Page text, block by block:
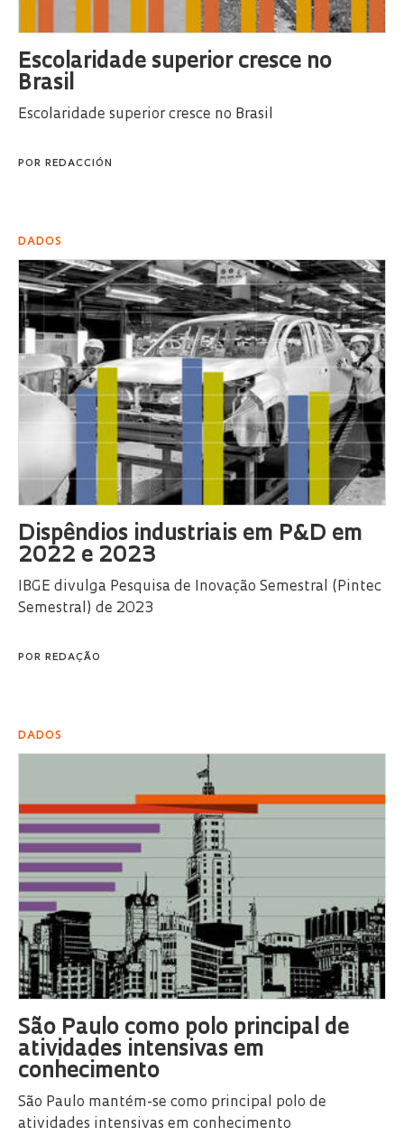
Escolaridade superior cresce no
Brasil
Escolaridade superior cresce no Brasil
POR REDACCIÓN
DADOS
Dispêndios industriais em P&D em
2022 e 2023
IBGE divulga Pesquisa de Inovação Semestral (Pintec
Semestral) de 2023
POR REDAÇÃO
DADOS
São Paulo como polo principal de
atividades intensivas em
conhecimento
São Paulo mantém-se como principal polo de
atividades intensivas em conhecimento